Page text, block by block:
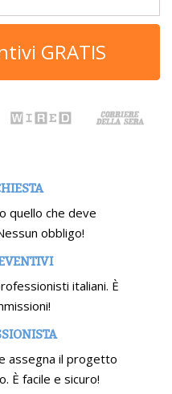
GRATIS
quello che deve
obbligo!
italiani. È
assegna il progetto
È facile e sicuro!